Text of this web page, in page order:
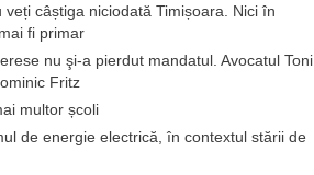
câștiga niciodată Timișoara. Nici în
fi primar
nu şi-a pierdut mandatul. Avocatul Toni
Fritz
multor școli
de energie electrică, în contextul stării de